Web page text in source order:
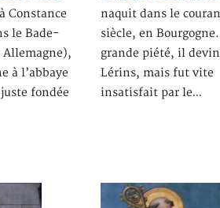
Constance
le Bade-
à l’abbaye
fondée
naquit dans le
siècle, en
grande piété, il
Lérins, mais fut vite
insatisfait par le…